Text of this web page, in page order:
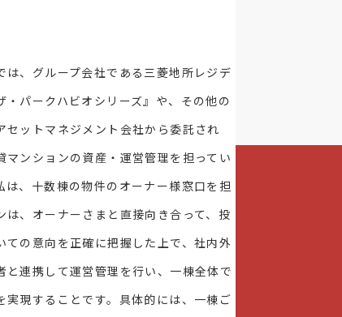
は、グループ会社である三菱地所レジデ
・パークハビオシリーズ』や、その他の
セットマネジメント会社から委託され
マンションの資産・運営管理を担ってい
は、十数棟の物件のオーナー様窓口を担
は、オーナーさまと直接向き合って、投
ての意向を正確に把握した上で、社内外
と連携して運営管理を行い、一棟全体で
実現することです。具体的には、一棟ご